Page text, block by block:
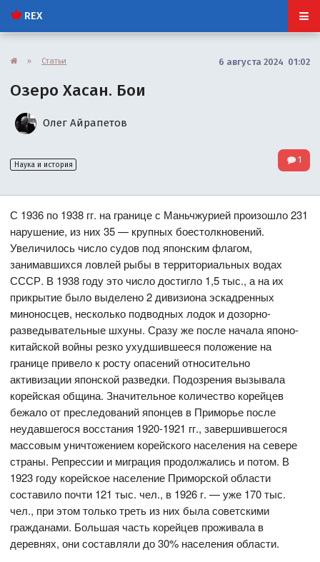
REX
» Статьи 6 августа 2024 01:02
Озеро Хасан. Бои
Олег Айрапетов
Наука и история 1
С 1936 по 1938 гг. на границе с Маньчжурией произошло 231
нарушение, из них 35 — крупных боестолкновений.
Увеличилось число судов под японским флагом,
занимавшихся ловлей рыбы в территориальных водах
СССР. В 1938 году это число достигло 1,5 тыс., а на их
прикрытие было выделено 2 дивизиона эскадренных
миноносцев, несколько подводных лодок и дозорно-
разведывательные шхуны. Сразу же после начала японо-
китайской войны резко ухудшившееся положение на
границе привело к росту опасений относительно
активизации японской разведки. Подозрения вызывала
корейская община. Значительное количество корейцев
бежало от преследований японцев в Приморье после
неудавшегося восстания 1920-1921 гг., завершившегося
массовым уничтожением корейского населения на севере
страны. Репрессии и миграция продолжались и потом. В
1923 году корейское население Приморской области
составило почти 121 тыс. чел., в 1926 г. — уже 170 тыс.
чел., при этом только треть из них была советскими
гражданами. Большая часть корейцев проживала в
деревнях, они составляли до 30% населения области.